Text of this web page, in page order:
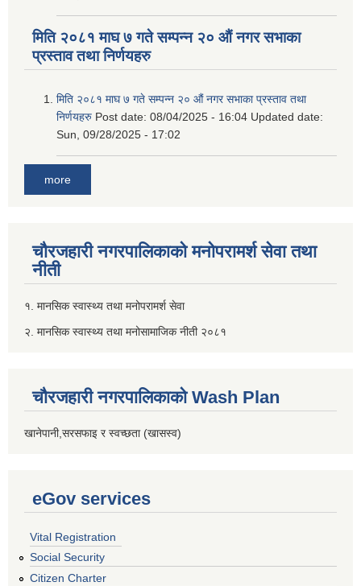
मिति २०८१ माघ ७ गते सम्पन्न २० औं नगर सभाका
प्रस्ताव तथा निर्णयहरु
मिति २०८१ माघ ७ गते सम्पन्न २० औं नगर सभाका प्रस्ताव तथा
निर्णयहरु Post date: 08/04/2025 - 16:04 Updated date:
Sun, 09/28/2025 - 17:02
more
चौरजहारी नगरपालिकाको मनोपरामर्श सेवा तथा
नीती
१. मानसिक स्वास्थ्य तथा मनोपरामर्श सेवा
२. मानसिक स्वास्थ्य तथा मनोसामाजिक नीती २०८१
चौरजहारी नगरपालिकाको Wash Plan
खानेपानी,सरसफाइ र स्वच्छता (खासस्व)
eGov services
Vital Registration
Social Security
Citizen Charter